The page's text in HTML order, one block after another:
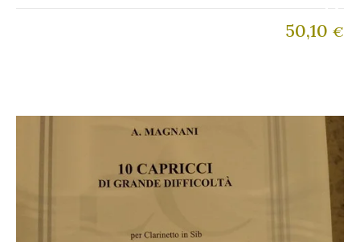
50,10 €